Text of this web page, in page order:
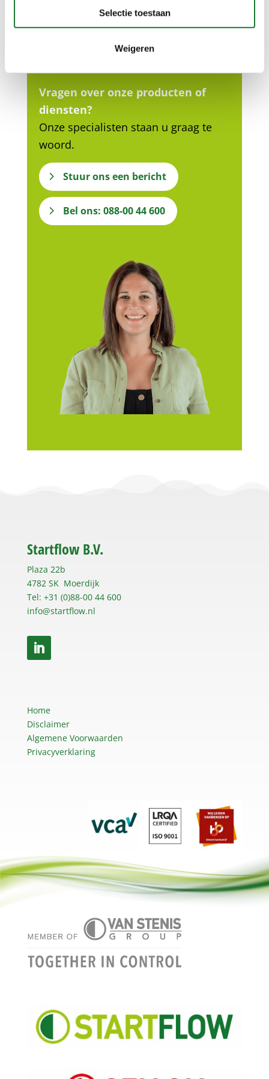
Selectie toestaan
Weigeren
Neem gerust contact met
ons op…
Vragen over onze producten of
diensten?
Onze specialisten staan u graag te
woord.
Stuur ons een bericht
Bel ons: 088-00 44 600
Startflow B.V.
Plaza 22b
4782 SK Moerdijk
Tel: +31 (0)88-00 44 600
info@startflow.nl
Home
Disclaimer
Algemene Voorwaarden
Privacyverklaring